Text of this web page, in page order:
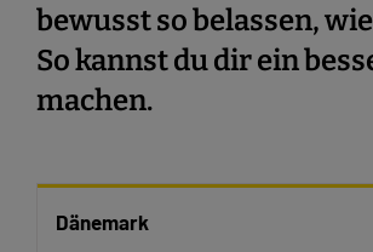
bewusst so belassen,
So kannst du dir ein
machen.
Dänemark